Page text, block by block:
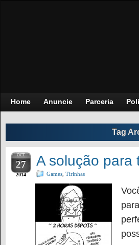
Home Anuncie Parceria
Tag
OCT
27
2014
A solução para
Games Tirinhas